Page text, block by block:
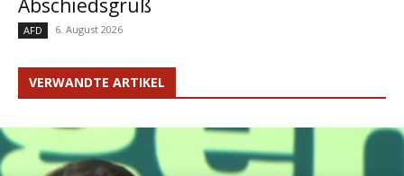
Abschiedsgruß
AFD 6. August 2026
VERWANDTE ARTIKEL